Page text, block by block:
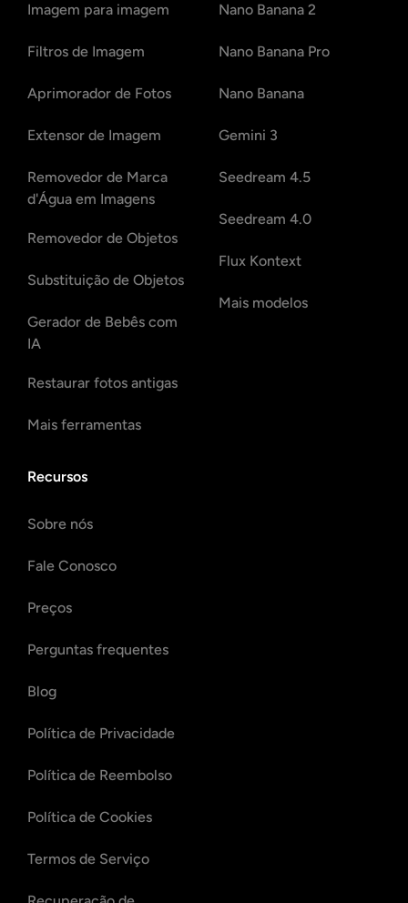
Imagem para imagem
Filtros de Imagem
Aprimorador de Fotos
Extensor de Imagem
Removedor de Marca
d'Água em Imagens
Removedor de Objetos
Substituição de Objetos
Gerador de Bebês com
IA
Restaurar fotos antigas
Mais ferramentas
Nano Banana 2
Nano Banana Pro
Nano Banana
Gemini 3
Seedream 4.5
Seedream 4.0
Flux Kontext
Mais modelos
Recursos
Sobre nós
Fale Conosco
Preços
Perguntas frequentes
Blog
Política de Privacidade
Política de Reembolso
Política de Cookies
Termos de Serviço